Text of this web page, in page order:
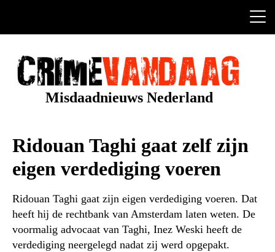
de
Misdaadnieuws Nederland
Ridouan Taghi gaat zelf zijn
eigen verdediging voeren
Ridouan Taghi gaat zijn eigen verdediging voeren. Dat
heeft hij de rechtbank van Amsterdam laten weten. De
voormalig advocaat van Taghi, Inez Weski heeft de
verdediging neergelegd nadat zij werd opgepakt.